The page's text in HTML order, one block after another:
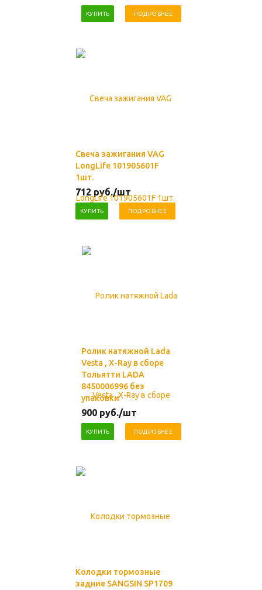
КУПИТЬ ПОДРОБНЕЕ
Свеча зажигания VAG
LongLife 101905601F
1шт.
712 руб./шт
КУПИТЬ ПОДРОБНЕЕ
Ролик натяжной Lada
Vesta , X-Ray в сборе
Тольятти LADA
8450006996 без
упаковки
900 руб./шт
КУПИТЬ ПОДРОБНЕЕ
Колодки тормозные
задние SANGSIN SP1709